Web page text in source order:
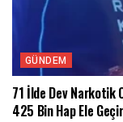
GÜNDEM
71 İlde Dev Narkotik
425 Bin Hap Ele